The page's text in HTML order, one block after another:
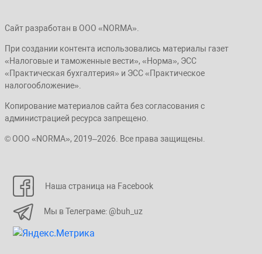
Сайт разработан в ООО «NORMA».
При создании контента использовались материалы газет
«Налоговые и таможенные вести», «Норма», ЭСС
«Практическая бухгалтерия» и ЭСС «Практическое
налогообложение».
Копирование материалов сайта без согласования с
администрацией ресурса запрещено.
© ООО «NORMA», 2019–2026. Все права защищены.
Наша страница на Facebook
Мы в Телеграме: @buh_uz